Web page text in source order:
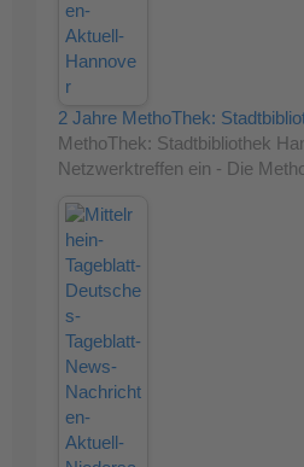
2 Jahre MethoThek:
MethoThek: Stadtbibliothek
Netzwerktreffen ein - Die